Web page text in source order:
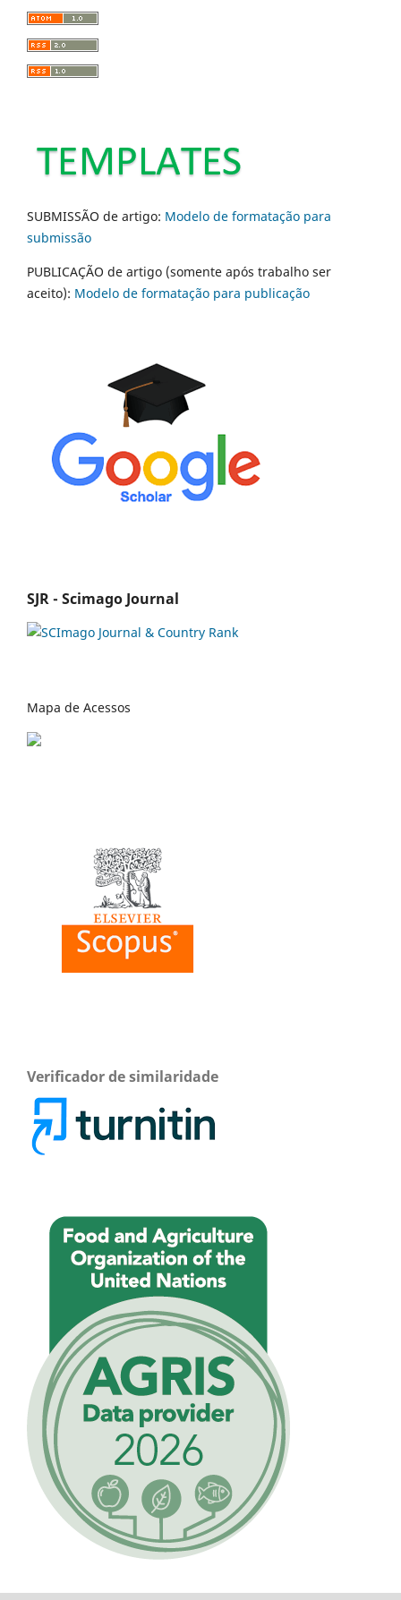
SUBMISSÃO de artigo: Modelo de formatação para
submissão
PUBLICAÇÃO de artigo (somente após trabalho ser
aceito): Modelo de formatação para publicação
SJR - Scimago Journal
Mapa de Acessos
Verificador de similaridade